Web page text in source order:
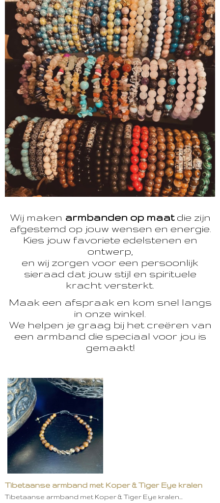
Wij maken armbanden op maatdie zijn
afgestemd op jouw wensen en energie.
Kies jouw favoriete edelstenen en
ontwerp,
en wij zorgen voor een persoonlijk
sieraad dat jouw stijl en spirituele
kracht versterkt.
Maak een afspraak en kom snel langs
in onze winkel.
We helpen je graag bij het creëren van
een armband die speciaal voor jou is
gemaakt!
Tibetaanse armband met Koper & Tiger Eye kralen
Tibetaanse armband met Koper & Tiger Eye kralen…